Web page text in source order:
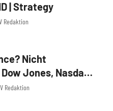
Redaktion
| Strategy
Redaktion
Nicht
Jones, Nasdaq
Bitcoin im